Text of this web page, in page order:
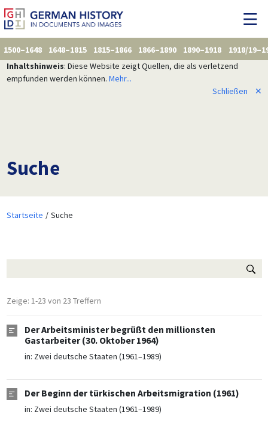
1500–1648 1648–1815 1815–1866 1866–1890 1890–1918
1918/
Inhaltshinweis: Diese Website zeigt Quellen, die als verletzend
empfunden werden können. Mehr...
Schließen
✕
Suche
Startseite Suche
Zeige: 1-23 von 23 Treffern
Der Arbeitsminister begrüßt den millionsten
Gastarbeiter (30. Oktober 1964)
in: Zwei deutsche Staaten (1961–1989)
Der Beginn der türkischen Arbeitsmigration (1961)
in: Zwei deutsche Staaten (1961–1989)